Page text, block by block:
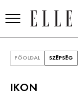
FŐOLDAL SZÉPSÉG
IKON